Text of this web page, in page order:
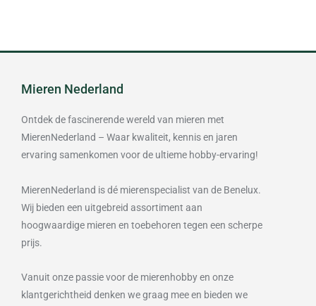
Mieren Nederland
Ontdek de fascinerende wereld van mieren met
MierenNederland – Waar kwaliteit, kennis en jaren
ervaring samenkomen voor de ultieme hobby-ervaring!
MierenNederland is dé mierenspecialist van de Benelux.
Wij bieden een uitgebreid assortiment aan
hoogwaardige mieren en toebehoren tegen een scherpe
prijs.
Vanuit onze passie voor de mierenhobby en onze
klantgerichtheid denken we graag mee en bieden we